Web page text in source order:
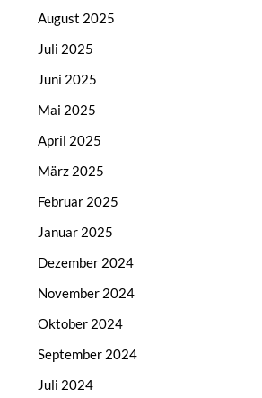
August 2025
Juli 2025
Juni 2025
Mai 2025
April 2025
März 2025
Februar 2025
Januar 2025
Dezember 2024
November 2024
Oktober 2024
September 2024
Juli 2024